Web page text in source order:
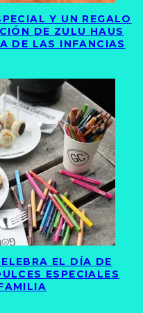
Y UN REGALO
DE ZULU HAUS
DE LAS INFANCIAS
EL DÍA DE
ESPECIALES